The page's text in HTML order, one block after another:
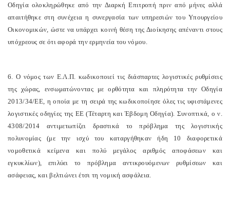
Οδηγία ολοκληρώθηκε από την Διαρκή Επιτροπή πριν από μήνες αλλά
απαιτήθηκε στη συνέχεια η συνεργασία των υπηρεσιών του Υπουργείου
Οικονομικών, ώστε να υπάρχει κοινή θέση της Διοίκησης απέναντι στους
υπόχρεους σε ότι αφορά την ερμηνεία του νόμου.
6. Ο νόμος των Ε.Λ.Π. κωδικοποιεί τις διάσπαρτες λογιστικές ρυθμίσεις
της χώρας, ενσωματώνοντας με ορθότητα και πληρότητα την Οδηγία
2013/34/ΕΕ, η οποία με τη σειρά της κωδικοποίησε όλες τις υφιστάμενες
λογιστικές οδηγίες της ΕΕ (Τέταρτη και Έβδομη Οδηγία). Συνοπτικά, ο ν.
4308/2014 αντιμετωπίζει δραστικά το πρόβλημα της λογιστικής
πολυνομίας (με την ισχύ του καταργήθηκαν ήδη 10 διαφορετικά
νομοθετικά κείμενα και πολύ μεγάλος αριθμός αποφάσεων και
εγκυκλίων), επιλύει το πρόβλημα αντικρουόμενων ρυθμίσεων και
ασάφειας, και βελτιώνει έτσι τη νομική ασφάλεια.